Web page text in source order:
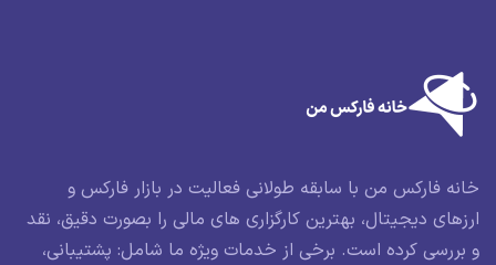
خانه فارکس من با سابقه طولانی فعالیت در بازار فارکس و
ارزهای دیجیتال، بهترین کارگزاری های مالی را بصورت دقیق، نقد
و بررسی کرده است. برخی از خدمات ویژه ما شامل: پشتیبانی،